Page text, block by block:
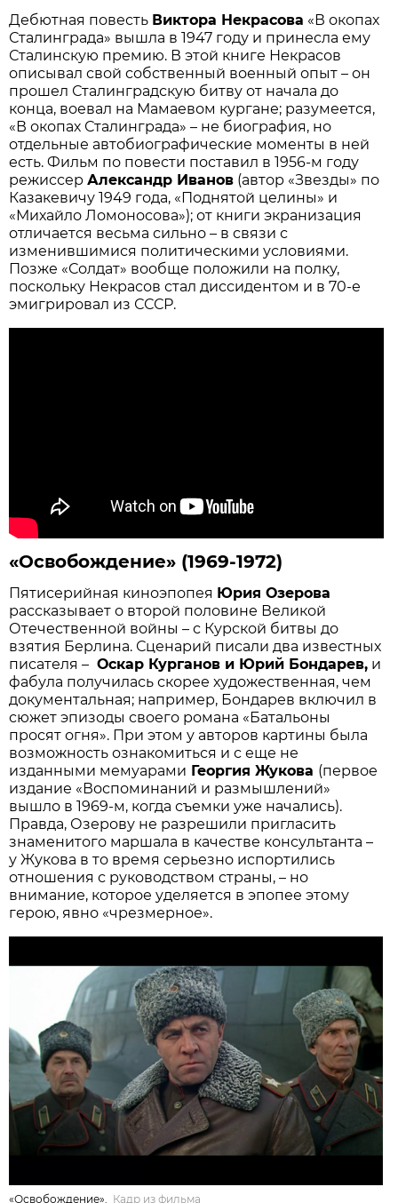
Дебютная повесть Виктора Некрасова «В окопах
Сталинграда» вышла в 1947 году и принесла ему
Сталинскую премию. В этой книге Некрасов
описывал свой собственный военный опыт – он
прошел Сталинградскую битву от начала до
конца, воевал на Мамаевом кургане; разумеется,
«В окопах Сталинграда» – не биография, но
отдельные автобиографические моменты в ней
есть. Фильм по повести поставил в 1956-м году
режиссерАлександр Иванов (автор «Звезды» по
Казакевичу 1949 года, «Поднятой целины» и
«Михайло Ломоносова»); от книги экранизация
отличается весьма сильно – в связи с
изменившимися политическими условиями.
Позже «Солдат» вообще положили на полку,
поскольку Некрасов стал диссидентом и в 70-е
эмигрировал из СССР.
«Освобождение» (1969-1972)
Пятисерийная киноэпопея Юрия Озерова
рассказывает о второй половине Великой
Отечественной войны – с Курской битвы до
взятия Берлина. Сценарий писали два известных
писателя – Оскар Курганов и Юрий Бондарев, и
фабула получилась скорее художественная, чем
документальная; например, Бондарев включил в
сюжет эпизоды своего романа «Батальоны
просят огня». При этом у авторов картины была
возможность ознакомиться и с еще не
изданными мемуарами Георгия Жукова (первое
издание «Воспоминаний и размышлений»
вышло в 1969-м, когда съемки уже начались).
Правда, Озерову не разрешили пригласить
знаменитого маршала в качестве консультанта –
у Жукова в то время серьезно испортились
отношения с руководством страны, – но
внимание, которое уделяется в эпопее этому
герою, явно «чрезмерное».
«Освобождение». Кадр из фильма